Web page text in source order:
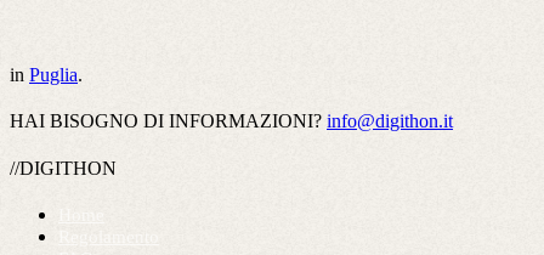
in Puglia.
HAI BISOGNO DI INFORMAZIONI? info@digithon.it
//DIGITHON